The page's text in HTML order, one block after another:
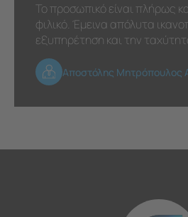
Το προσωπικό είναι πλήρως
φιλικό. Έμεινα απόλυτα
εξυπηρέτηση και την
Αποστόλης Μητρόπουλος